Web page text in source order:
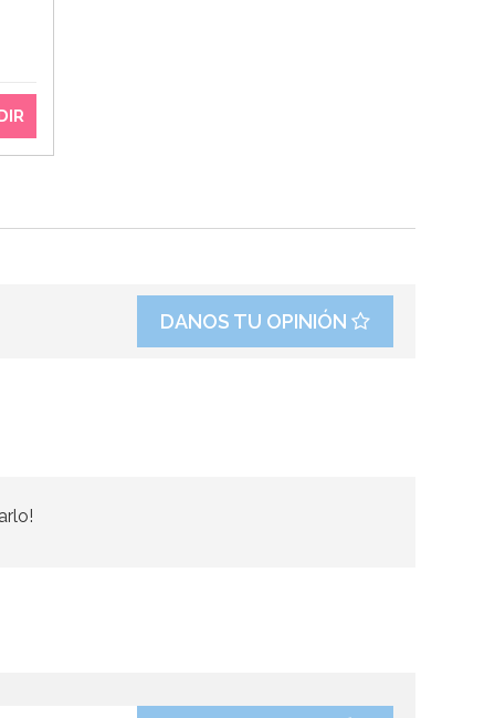
DANOS TU OPINIÓN